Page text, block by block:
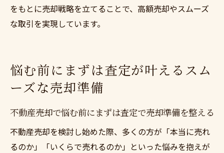
をもとに売却戦略を立てることで、高額売却やスムーズ
な取引を実現しています。
悩む前にまずは査定が叶えるスム
ーズな売却準備
不動産売却で悩む前にまずは査定で売却準備を整える
不動産売却を検討し始めた際、多くの方が「本当に売れ
るのか」「いくらで売れるのか」といった悩みを抱えが